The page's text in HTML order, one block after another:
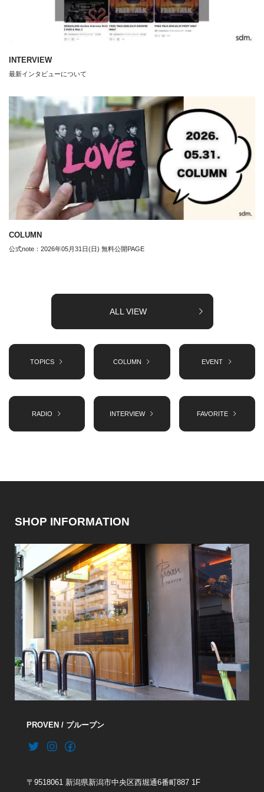
INTERVIEW
最新インタビューについて
COLUMN
公式note：2026年05月31日(日) 無料公開PAGE
ALL VIEW
TOPICS COLUMN EVENT
RADIO INTERVIEW FAVORITE
SHOP INFORMATION
PROVEN / プループン
〒9518061 新潟県新潟市中央区西堀通6番町887 1F